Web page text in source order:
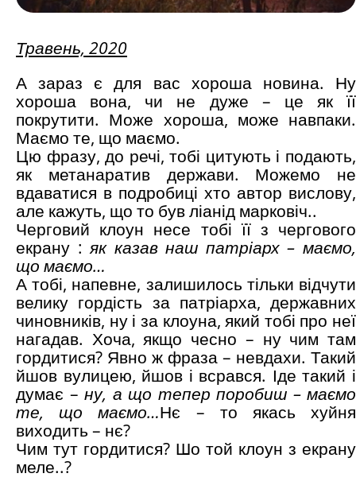
Травень, 2020
А зараз є для вас хороша новина. Ну
хороша вона, чи не дуже – це як її
покрутити. Може хороша, може навпаки.
Маємо те, що маємо.
Цю фразу, до речі, тобі цитують і подають,
як метанаратив держави. Можемо не
вдаватися в подробиці хто автор вислову,
але кажуть, що то був ліанід марковіч..
Черговий клоун несе тобі її з чергового
екрану :як казав наш патріарх – маємо,
що маємо…
А тобі, напевне, залишилось тільки відчути
велику гордість за патріарха, державних
чиновників, ну і за клоуна, який тобі про неї
нагадав. Хоча, якщо чесно – ну чим там
гордитися? Явно ж фраза – невдахи. Такий
йшов вулицею, йшов і всрався. Іде такий і
думає – ну, а що тепер поробиш – маємо
те, що маємо…Нє – то якась хуйня
виходить – нє?
Чим тут гордитися? Шо той клоун з екрану
меле..?